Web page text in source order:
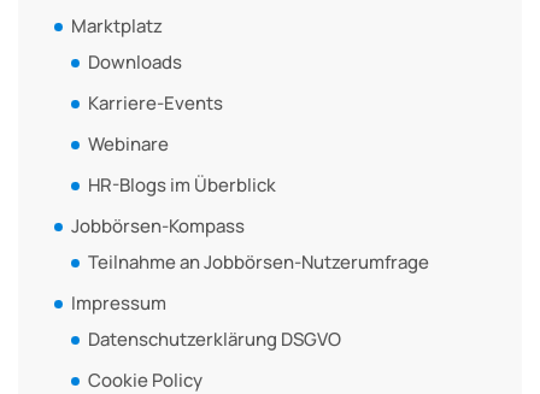
Marktplatz
Downloads
Karriere-Events
Webinare
HR-Blogs im Überblick
Jobbörsen-Kompass
Teilnahme an Jobbörsen-Nutzerumfrage
Impressum
Datenschutzerklärung DSGVO
Cookie Policy